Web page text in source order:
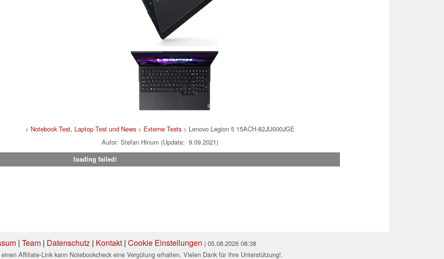
> Notebook Test, Laptop Test und News > Externe Tests > Lenovo Legion 5 15ACH-82JU000JGE
Autor: Stefan Hinum (Update: 9.09.2021)
loading failed!
| Team | Datenschutz | Kontakt | Cookie Einstellungen | 05.08.2026 08:38
Affiliate-Link kann Notebookcheck eine Vergütung erhalten. Vielen Dank für Ihre Unterstützung!.